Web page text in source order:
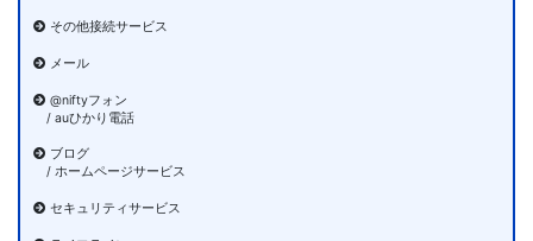
その他接続サービス
メール
@niftyフォン
/ auひかり電話
ブログ
/ ホームページサービス
セキュリティサービス